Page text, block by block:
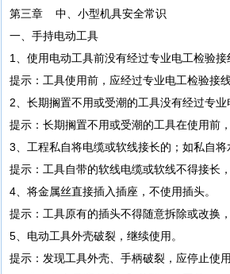
第三章 中、小型机具安全常识
一、手持电动工具
1、使用电动工具前没有经过专业电工检验接
提示：工具使用前，应经过专业电工检验接
2、长期搁置不用或受潮的工具没有经过专业
提示：长期搁置不用或受潮的工具在使用前
3、工程私自将电缆或软线接长的；如私自将
提示：工具自带的软线电缆或软线不得接长
4、将金属丝直接插入插座，不使用插头。
提示：工具原有的插头不得随意拆除或改换
5、电动工具外壳破裂，继续使用。
提示：发现工具外壳、手柄破裂，应停止使